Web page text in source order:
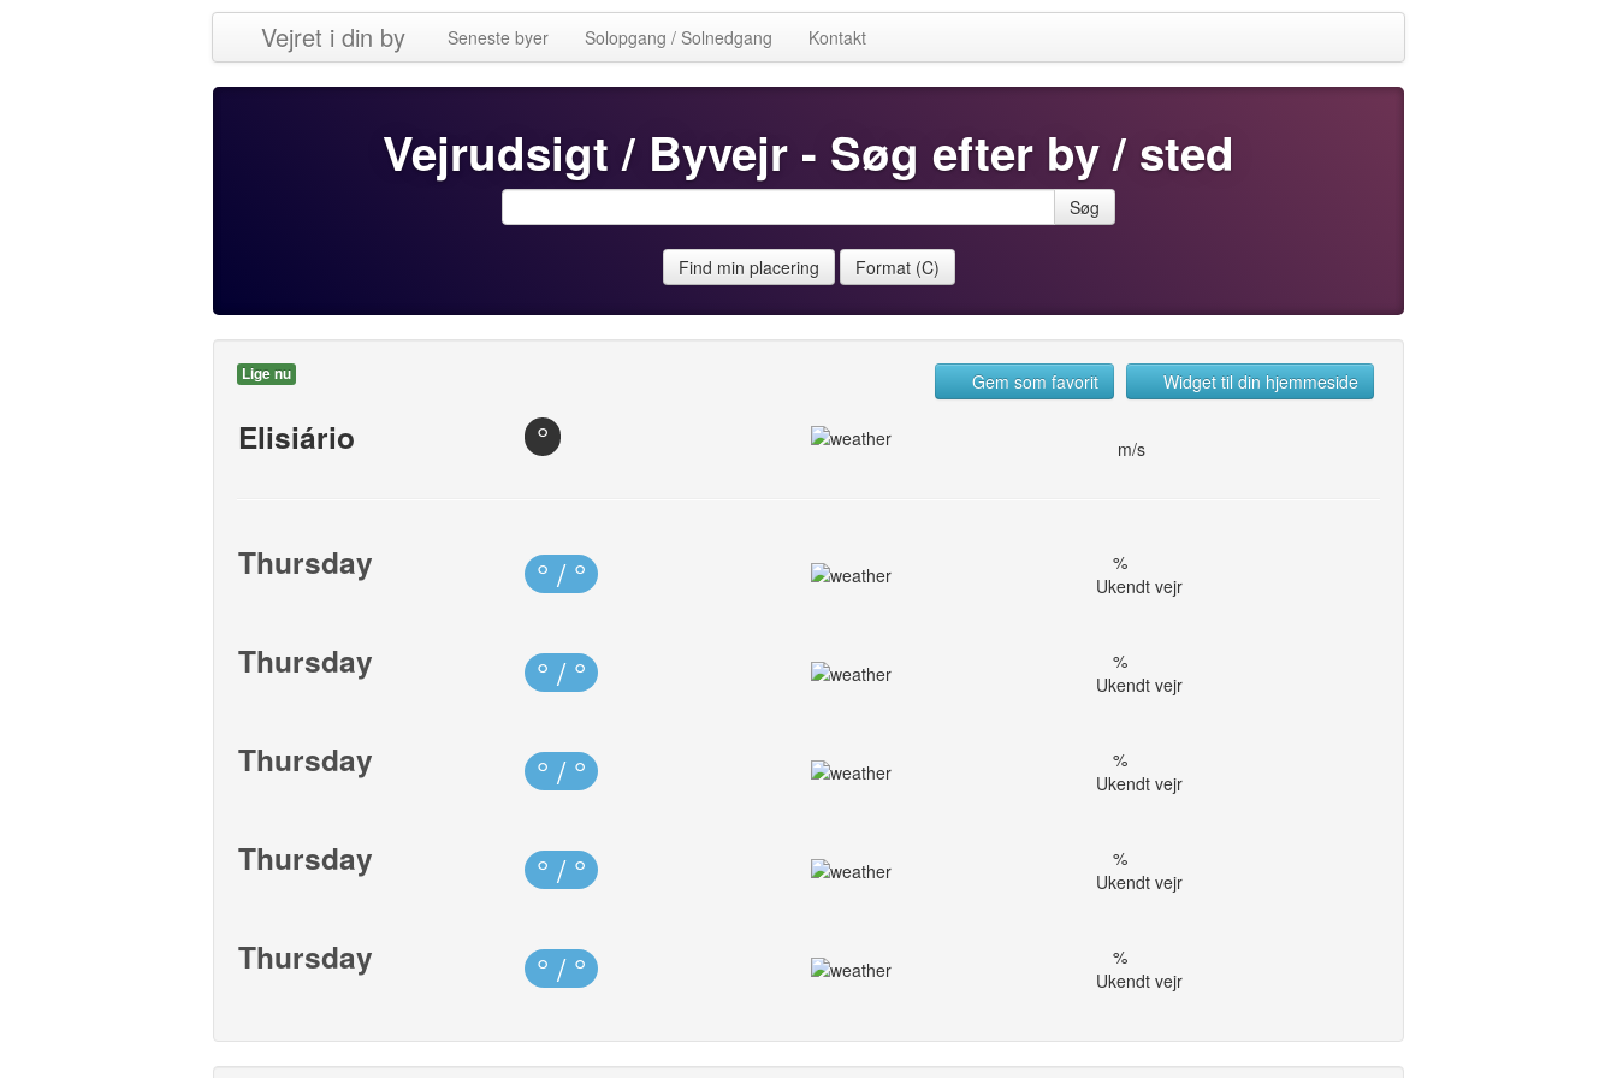
Vejret i din by Seneste byer Solopgang / Solnedgang Kontakt
Vejrudsigt / Byvejr - Søg efter by / sted
Søg
Find min placering Format (C)
Lige nu Widget til din hjemmeside
Gem som favorit
Elisiário ° m/s
Thursday ° / °
%
Ukendt vejr
Thursday ° / °
%
Ukendt vejr
Thursday ° / °
%
Ukendt vejr
Thursday ° / °
%
Ukendt vejr
Thursday ° / °
%
Ukendt vejr